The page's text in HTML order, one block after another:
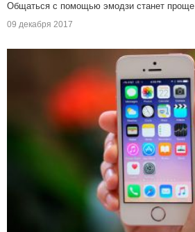
Общаться с помощью эмодзи станет проще
09 декабря 2017